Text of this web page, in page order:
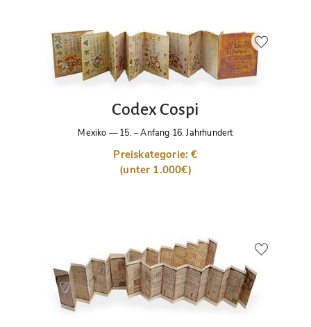
Codex Cospi
Mexiko —15. – Anfang 16. Jahrhundert
Preiskategorie: €
(unter 1.000€)